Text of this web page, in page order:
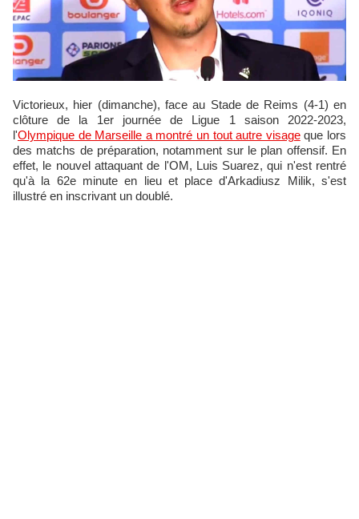
Victorieux, hier (dimanche), face au Stade de Reims (4-1) en
clôture de la 1er journée de Ligue 1 saison 2022-2023,
l'Olympique de Marseille a montré un tout autre visageque lors
des matchs de préparation, notamment sur le plan offensif. En
effet, le nouvel attaquant de l'OM, Luis Suarez, qui n'est rentré
qu'à la 62e minute en lieu et place d'Arkadiusz Milik, s'est
illustré en inscrivant un doublé.